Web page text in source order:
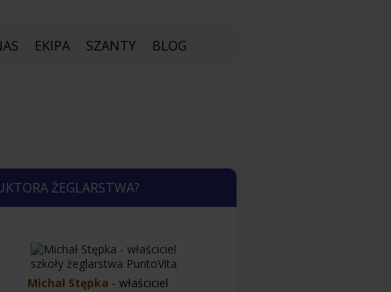
EKIPA SZANTY BLOG
ŻEGLARSTWA?
Michał Stępka - właściciel